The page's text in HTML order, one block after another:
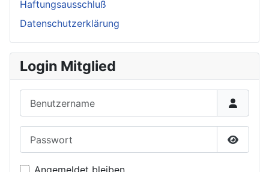
Haftungsausschluß
Datenschutzerklärung
Login Mitglied